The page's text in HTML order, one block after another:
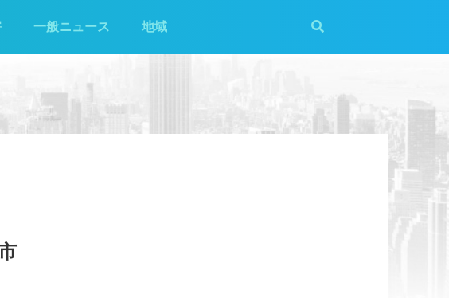
一般ニュース 地域